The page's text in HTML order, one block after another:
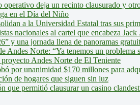
operativo deja un recinto clausurado y
en el Día del Niño
a la Universidad Estatal tras sus
nacionales al cartel que encabeza Jack
y una jornada llena de panoramas
Norte: “Ya tenemos un problema
Andes Norte de El Teniente
por unanimidad $170 millones para
de hogares que siguen sin luz
que permitió clausurar un casino